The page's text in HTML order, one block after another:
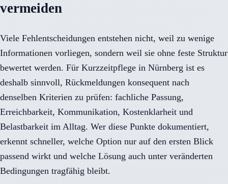
vermeiden
Viele Fehlentscheidungen entstehen nicht, weil zu wenige
Informationen vorliegen, sondern weil sie ohne feste Struktur
bewertet werden. Für Kurzzeitpflege in Nürnberg ist es
deshalb sinnvoll, Rückmeldungen konsequent nach
denselben Kriterien zu prüfen: fachliche Passung,
Erreichbarkeit, Kommunikation, Kostenklarheit und
Belastbarkeit im Alltag. Wer diese Punkte dokumentiert,
erkennt schneller, welche Option nur auf den ersten Blick
passend wirkt und welche Lösung auch unter veränderten
Bedingungen tragfähig bleibt.